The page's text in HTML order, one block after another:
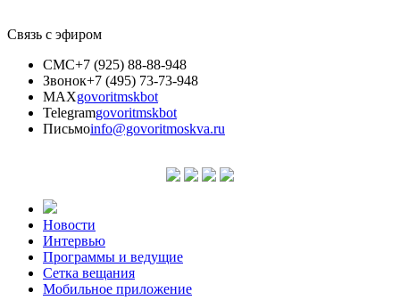
Связь с эфиром
СМС+7 (925) 88-88-948
Звонок+7 (495) 73-73-948
MAXgovoritmskbot
Telegramgovoritmskbot
Письмоinfo@govoritmoskva.ru
Новости
Интервью
Программы и ведущие
Сетка вещания
Мобильное приложение